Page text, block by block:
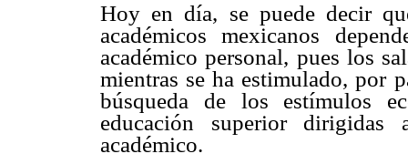
Hoy en día, se puede decir
académicos mexicanos
académico personal, pues los
mientras se ha estimulado, por
búsqueda de los estímulos
educación superior
académico.